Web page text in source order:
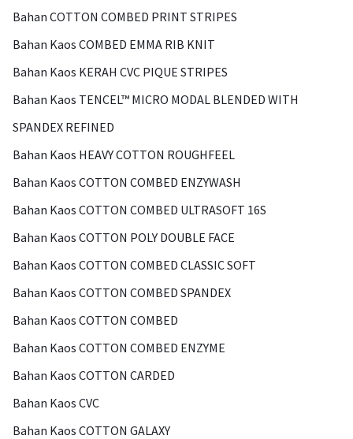
Bahan COTTON COMBED PRINT STRIPES
Bahan Kaos COMBED EMMA RIB KNIT
Bahan Kaos KERAH CVC PIQUE STRIPES
Bahan Kaos TENCEL™ MICRO MODAL BLENDED WITH
SPANDEX REFINED
Bahan Kaos HEAVY COTTON ROUGHFEEL
Bahan Kaos COTTON COMBED ENZYWASH
Bahan Kaos COTTON COMBED ULTRASOFT 16S
Bahan Kaos COTTON POLY DOUBLE FACE
Bahan Kaos COTTON COMBED CLASSIC SOFT
Bahan Kaos COTTON COMBED SPANDEX
Bahan Kaos COTTON COMBED
Bahan Kaos COTTON COMBED ENZYME
Bahan Kaos COTTON CARDED
Bahan Kaos CVC
Bahan Kaos COTTON GALAXY